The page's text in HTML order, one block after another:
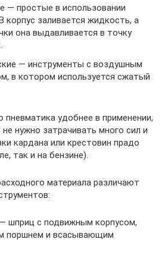
— простые в использовании
корпус заливается жидкость, а
она выдавливается в точку
— инструменты с воздушным
в котором используется сжатый
удобнее в применении,
нужно затрачивать много сил и
кардана или крестовин прадо
так и на бензине).
материала различают
шприц с подвижным корпусом,
поршнем и всасывающим